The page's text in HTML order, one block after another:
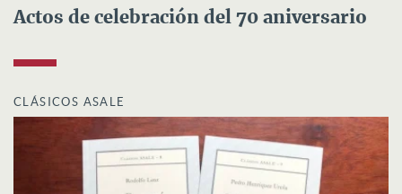
Actos de celebración del 70 aniversario
CLÁSICOS ASALE